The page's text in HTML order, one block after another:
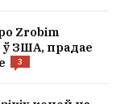
Zrobim
ЗША, прадае
3